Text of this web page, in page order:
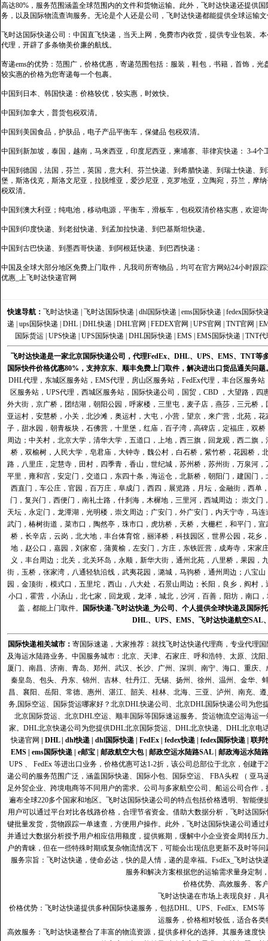
高达80%，服务范围涵盖全球范围内的文件和货物运输。此外，飞时达快递还提供
务，以及国际物流查询服务。无论是个人还是公司，飞时达快递都能提供全球运输
飞时达国际快递公司：中国直飞快递，当天上网，免费市内收货，提供专业包装。
代理，开辟了多条物美价廉的航线。
寄递ems的优势：范围广，价格优惠，寄递范围包括：服装，鞋包，书籍，首饰，
较实惠的价格为您寄递每一个包裹。
中国到日本、韩国快递：价格较优，较实惠，时效快。
中国到加拿大，普货包税双清。
中国到美国食品，护肤品，电子产品平衡车，保健品 包税双清。
中国到新加坡，泰国，越南，马来西亚，印度尼西亚，柬埔寨、菲律宾快递： 3-4个
中国到德国，法国，芬兰，英国，意大利、芬兰快递、到希腊快递、到瑞士快递、
堡，斯洛伐克，斯洛文尼亚，拉脱维亚，爱沙尼亚，克罗地亚，立陶宛，芬兰，摩
税双清。
中国到澳大利亚；纯电池，移动电源，平衡车，滑板车，包税双清价格实惠，欢迎
中国到印度快递、到老挝快递、到孟加拉快递、到巴基斯坦快递。
中国到古巴快递、到墨西哥快递、到阿根廷快递、到巴西快递：
中国及全球大部分地区免费上门取件，凡我司所寄物品，均可在官方网站24小时跟
优惠_上飞时达快递官网
快速导航： 飞时达快递 飞时达国际快递 dhl国际快递 ems国际快递
fedex国际快
递
ups国际快递 DHL DHL快递 DHL官网 FEDEX官网 UPS官网 TNT官网
国际货运| UPS快递 UPS国际快递 DHL国际快递 EMS EMS国际快递 TNT代
飞时达快递是一家北京国际快递公司，代理FedEx、DHL、UPS、EMS、TNT
国际快件价格优惠80%，支持京东、顺丰免费上门取件，解决进出口货品通关问题
DHL代理 ， 东城区服务站 ， EMS代理 ， 房山区服务站 ， FedEx代理 ， 丰台区服务站
区服务站， UPS代理 ， 西城区服务站， 国际快递公司 ，国贸，CBD ，大望路，
外大街，京广桥，团结湖，朝阳公园，呼家楼，三里屯，麦子店，燕莎，三元桥
亚运村，安慧桥，小关，北沙滩，奥运村，大屯，小营，望京，来广营，北苑，
子，甜水园，朝青板块，石佛营，十里堡，红庙，百子湾，高碑店，定福庄，双
周边；中关村，北京大学，清华大学，五道口，上地，西三旗，回龙观，西二旗
桥，双榆树，人民大学，皂君庙，大钟寺，魏公村，白石桥，紫竹桥，花园桥
路，八里庄，定慧寺，田村，四季青，香山，世纪城，苏州桥，苏州街，万泉河
平里，雍和宫，安定门，交道口，东四十条，海运仓，北新桥，朝阳门，建国门
西直门，车公庄，官园，百万庄，阜成门，西四，展览路，月坛，金融街，西
门，复兴门，西便门，南礼士路，什刹海，木樨地，三里河，西城周边； 崇文
天坛，永定门，龙潭湖，光明楼，崇文周边；广安门，外广安门，内天宁寺，马
武门，椿树街道，菜市口，陶然亭，珠市口，虎坊桥，天桥，大栅栏，和平门，
桥，长辛店，云岗，北大地，丰台体育馆，丽泽桥，科技园区，世界公园，花
地，赵公口，嘉园，刘家窑，蒲黄榆，左安门，方庄，东铁匠营，成寿寺，宋
义，丰台周边；北关，北关环岛，永顺，新华大街，通州北苑，八里桥，果园
街，玉桥，张家湾，八通轻轨沿线，武夷花园，潞城，马驹桥，通州周边；八宝
园，金顶街，模式口，五里坨，西山，八大处，石景山周边；长阳，良乡，阎村
小口，霍营，小汤山，北七家，回龙观，龙泽，城北，沙河，百善，阳坊，南口
盖，都能上门取件。
国际快递-飞时达快递_为公司、个人提供全球快递及国际
DHL、 UPS、 EMS、 飞时达快递航空SAL
国际快递相关城市： 寄国际速递，大家推荐：就找飞时达快递代理商，专业代理
及海运水陆路业务。中国服务城市：北京、天津、石家庄、呼和浩特、太原、沈
厦门、南昌、济南、青岛、郑州、武汉、长沙、广州、深圳、南宁、海口、重庆
秦皇岛、包头、丹东、锦州、吉林、牡丹江、无锡、扬州、徐州、温州、金华
昌、襄阳、岳阳、常德、惠州、湛江、韶关、桂林、北海、三亚、泸州、南充、
务,国际空运、国际货运哪家好？北京DHL快递公司、北京DHL国际快递公司为
北京国际货运、北京DHL空运、顺丰国际等国际速运服务。货运物流空运海运
家。DHL北京快递公司为您提供DHL北京国际货运、DHL北京快递、DHL北京电
快递官网
DHL| dhl快递| dhl国际快递| FedEx| fedex快递| fedex国际快递| 联邦
EMS| ems国际快递| e邮宝| 邮政航空大包| 邮政空运水陆路SAL| 邮政海运水陆路
UPS 、 FedEx 等进出口业务，价格优惠可达1-2折，该公司总部位于北京，创建
递公司的服务范围广泛，涵盖国际快递、国际小包、国际空运、 FBA头程 （ 亚
足外贸企业、跨境电商等不同用户的需求。公司与多家航空公司、船运公司合作
遍布全球220多个国家和地区。飞时达国际快递公司的特点包括价格透明、智能
用户可以通过平台对比各线路价格，合理节省资金。借助大数据分析，飞时达国
键批量发货，货物跟踪一单速查，方便用户操作。此外，飞时达国际快递公司通
并通过大数据分析授予用户相应信用额度，提供账期，缓解中小企业资金周转压
户的青睐，但在一些特殊时期或复杂物流情况下，可能会出现信息更新不及时等
服务宗旨：飞时达快递，使命必达，快的是人情，递的是幸福。FsdEx_飞时达
服务和解决方案根据您的运输需求量身定制
价格优势、高效服务、客
飞时达快递在市场上表现良好，
价格优势：飞时达快递提供多种国际快递服务，包括DHL、UPS、FedEx、EMS
运服务，价格相对较低，适合各
高效服务：飞时达快递整合了丰富的物流资源，提供多样化的选择。其服务速度